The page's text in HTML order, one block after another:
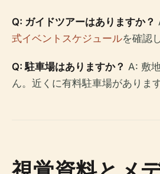
Q: ガイドツアーはありますか？
式イベントスケジュールを確認
Q: 駐車場はありますか？ A: 敷
ん。近くに有料駐車場があります